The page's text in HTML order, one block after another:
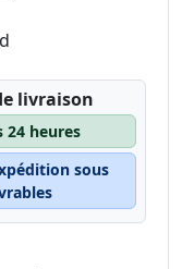
livraison
24 heures
sous